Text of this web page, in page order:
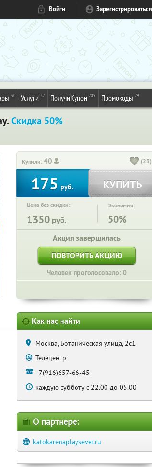
Войти Зарегистрироваться
30 Услуги 22 ПолучиКупон 209 Промокоды 79
Скидка 50%
Купили:40 (23)
175 руб. КУПИТЬ
Цена без скидки:
1350 руб.
Экономия:
50%
Акция завершилась
ПОВТОРИТЬ АКЦИЮ
Человек проголосовало: 0
Как нас найти
Москва, Ботаническая улица, 2с1
Телецентр
+7(916)657-66-45
каждую субботу с 22.00 до 05.00
О партнере:
katokarenaplaysever.ru